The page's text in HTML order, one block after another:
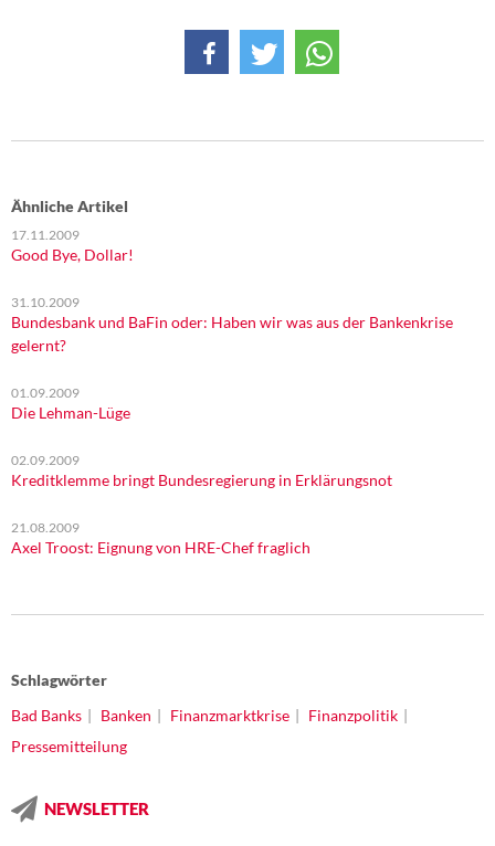
Ähnliche Artikel
17.11.2009
Good Bye, Dollar!
31.10.2009
Bundesbank und BaFin oder: Haben wir was aus der Bankenkrise
gelernt?
01.09.2009
Die Lehman-Lüge
02.09.2009
Kreditklemme bringt Bundesregierung in Erklärungsnot
21.08.2009
Axel Troost: Eignung von HRE-Chef fraglich
Schlagwörter
Bad Banks
Banken Finanzmarktkrise
Finanzpolitik
Pressemitteilung
NEWSLETTER